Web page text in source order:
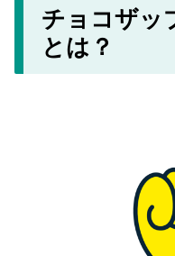
チョコザッ
とは？